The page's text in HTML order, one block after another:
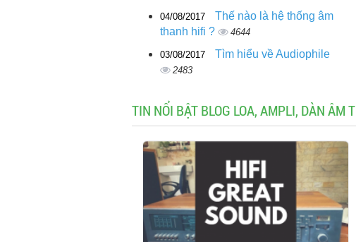
04/08/2017
Thế nào là hệ thống âm
thanh hifi ?
4644
03/08/2017 Tìm hiểu về Audiophile
2483
TIN NỔI BẬT BLOG LOA, AMPLI, DÀN ÂM